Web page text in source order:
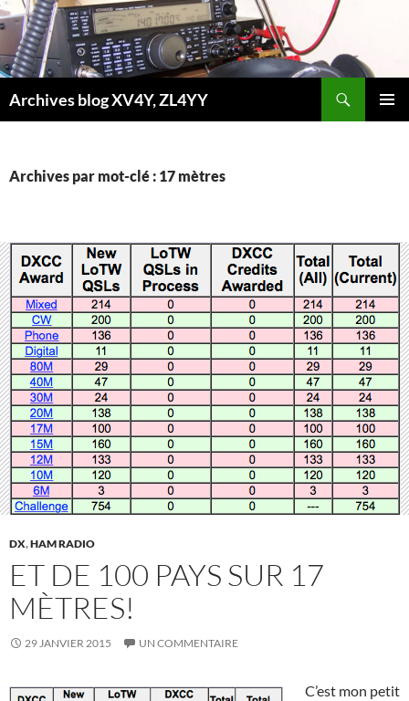
Aller
au
contenu
Archives blog XV4Y, ZL4YY
Archives par mot-clé : 17 mètres
DX,HAM RADIO
ET DE 100 PAYS SUR 17
MÈTRES!
29 JANVIER 2015 UN COMMENTAIRE
C’est mon petit